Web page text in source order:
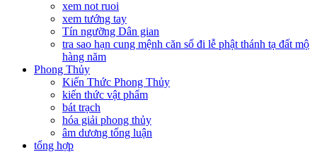
xem not ruoi
xem tướng tay
Tín ngưỡng Dân gian
tra sao hạn cung mệnh căn số đi lễ phật thánh tạ đất mộ
hàng năm
Phong Thủy
Kiến Thức Phong Thủy
kiến thức vật phẩm
bát trạch
hóa giải phong thủy
âm dương tổng luận
tổng hợp